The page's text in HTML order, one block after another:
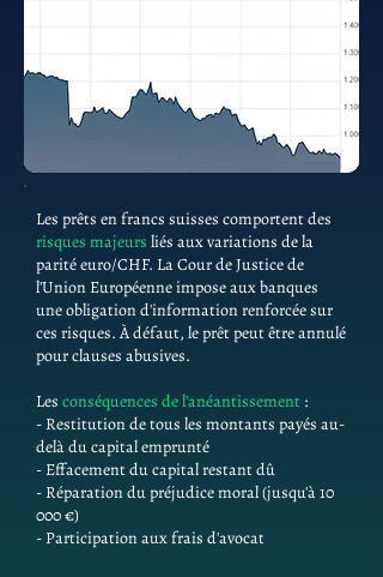
Les prêts en francs suisses comportent des
risques majeurs liés aux variations de la
parité euro/CHF. La Cour de Justice de
l'Union Européenne impose aux banques
une obligation d'information renforcée sur
ces risques. À défaut, le prêt peut être annulé
pour clauses abusives.
Les conséquences de l'anéantissement :
- Restitution de tous les montants payés au-
delà du capital emprunté
- Effacement du capital restant dû
- Réparation du préjudice moral (jusqu'à 10
000 €)
- Participation aux frais d'avocat